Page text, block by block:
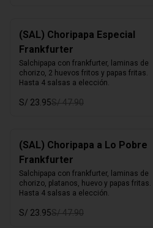
(SAL) Choripapa Especial
Frankfurter
Salchipapa con frankfurter, laminas de
chorizo, 2 huevos fritos y papas fritas.
Hasta 4 salsas a elección.
S/ 23.95S/ 47.90
(SAL) Choripapa a Lo Pobre
Frankfurter
Salchipapa con frankfurter, laminas de
chorizo, platanos, huevo y papas fritas.
Hasta 4 salsas a elección.
S/ 23.95S/ 47.90